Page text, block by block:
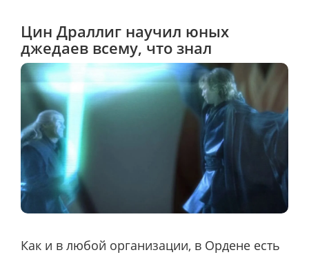
Цин Драллиг научил юных
джедаев всему, что знал
Как и в любой организации, в Ордене есть